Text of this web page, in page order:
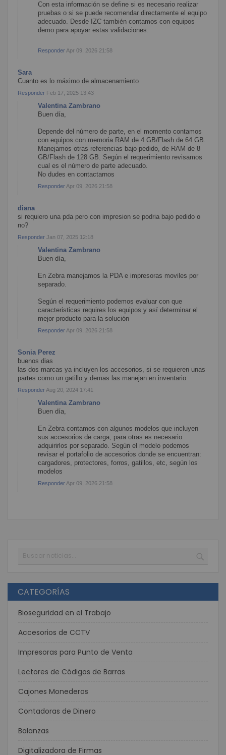
Con esta información se define si es necesario realizar
pruebas o si se puede recomendar directamente el equipo
adecuado. Desde IZC también contamos con equipos
demo para apoyar estas validaciones.
Responder Apr 09, 2026 21:58
Sara
Cuanto es lo máximo de almacenamiento
Responder Feb 17, 2025 13:43
Valentina Zambrano
Buen día,
Depende del número de parte, en el momento contamos
con equipos con memoria RAM de 4 GB/Flash de 64 GB.
Manejamos otras referencias bajo pedido, de RAM de 8
GB/Flash de 128 GB. Según el requerimiento revisamos
cual es el número de parte adecuado.
No dudes en contactarnos
Responder Apr 09, 2026 21:58
diana
si requiero una pda pero con impresion se podria bajo pedido o
no?
Responder Jan 07, 2025 12:18
Valentina Zambrano
Buen día,
En Zebra manejamos la PDA e impresoras moviles por
separado.
Según el requerimiento podemos evaluar con que
caracteristicas requires los equipos y así determinar el
mejor producto para la solución
Responder Apr 09, 2026 21:58
Sonia Perez
buenos dias
las dos marcas ya incluyen los accesorios, si se requieren unas
partes como un gatillo y demas las manejan en inventario
Responder Aug 20, 2024 17:41
Valentina Zambrano
Buen día,
En Zebra contamos con algunos modelos que incluyen
sus accesorios de carga, para otras es necesario
adquirirlos por separado. Según el modelo podemos
revisar el portafolio de accesorios donde se encuentran:
cargadores, protectores, forros, gatillos, etc, según los
modelos
Responder Apr 09, 2026 21:58
Buscar
CATEGORÍAS
Bioseguridad en el Trabajo
Accesorios de CCTV
Impresoras para Punto de Venta
Lectores de Códigos de Barras
Cajones Monederos
Contadoras de Dinero
Balanzas
Digitalizadora de Firmas